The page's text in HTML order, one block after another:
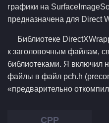
графики на
предназначена для Direct
Библиотеке
к заголовочным файлам,
библиотеками. Я включил
файлы в файл pch.h
«предварительно